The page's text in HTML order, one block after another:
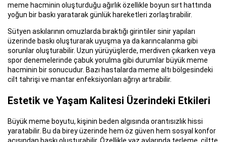
meme hacminin oluşturduğu ağırlık özellikle boyun sırt hattında
yoğun bir baskı yaratarak günlük hareketleri zorlaştırabilir.
Sütyen askılarının omuzlarda bıraktığı girintiler sinir yapıları
üzerinde baskı oluşturarak uyuşma ya da karıncalanma gibi
sorunlar oluşturabilir. Uzun yürüyüşlerde, merdiven çıkarken veya
spor denemelerinde çabuk yorulma gibi durumlar büyük meme
hacminin bir sonucudur. Bazı hastalarda meme altı bölgesindeki
cilt tahrişi ve mantar enfeksiyonları ağrıyı artırabilir.
Estetik ve Yaşam Kalitesi Üzerindeki Etkileri
Büyük meme boyutu, kişinin beden algısında orantısızlık hissi
yaratabilir. Bu da birey üzerinde hem öz güven hem sosyal konfor